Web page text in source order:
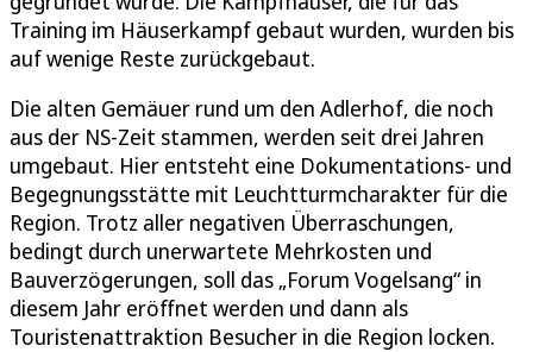
Training im Häuserkampf gebaut wurden, wurden bis
auf wenige Reste zurückgebaut.
Die alten Gemäuer rund um den Adlerhof, die noch
aus der NS-Zeit stammen, werden seit drei Jahren
umgebaut. Hier entsteht eine Dokumentations- und
Begegnungsstätte mit Leuchtturmcharakter für die
Region. Trotz aller negativen Überraschungen,
bedingt durch unerwartete Mehrkosten und
Bauverzögerungen, soll das „Forum Vogelsang“ in
diesem Jahr eröffnet werden und dann als
Touristenattraktion Besucher in die Region locken.